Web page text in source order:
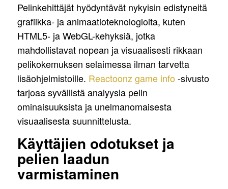
Pelinkehittäjät hyödyntävät nykyisin edistyneitä
grafiikka- ja animaatioteknologioita, kuten
HTML5- ja WebGL-kehyksiä, jotka
mahdollistavat nopean ja visuaalisesti rikkaan
pelikokemuksen selaimessa ilman tarvetta
lisäohjelmistoille. Reactoonz game info -sivusto
tarjoaa syvällistä analyysia pelin
ominaisuuksista ja unelmanomaisesta
visuaalisesta suunnittelusta.
Käyttäjien odotukset ja
pelien laadun
varmistaminen